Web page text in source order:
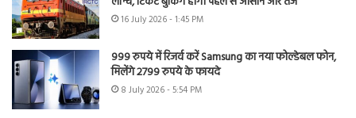
16 July 2026 - 1:45 PM
999 रुपये में रिजर्व करें Samsung का नया फोल्डेबल फोन,
मिलेंगे 2799 रुपये के फायदे
8 July 2026 - 5:54 PM